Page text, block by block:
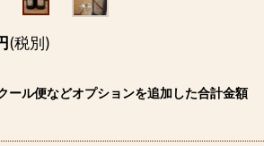
(税別)
ール便などオプションを追加した合計金額